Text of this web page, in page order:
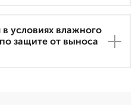
условиях влажного
защите от выноса